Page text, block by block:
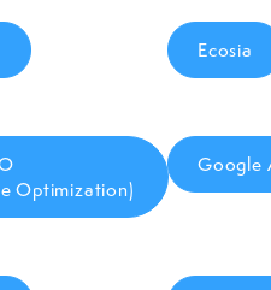
Ecosia
Optimization)
Google